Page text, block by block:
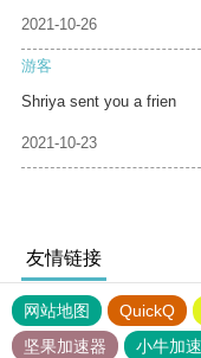
2021-10-26
游客
Shriya sent you a frien
2021-10-23
友情链接
网站地图 QuickQ
坚果加速器
小牛加